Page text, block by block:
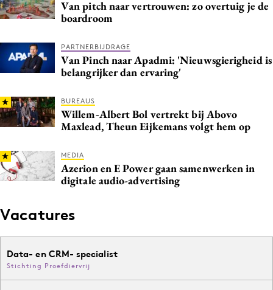
Van pitch naar vertrouwen: zo overtuig je de
boardroom
PARTNERBIJDRAGE
Van Pinch naar Apadmi: 'Nieuwsgierigheid is
belangrijker dan ervaring'
BUREAUS
Willem-Albert Bol vertrekt bij Abovo
Maxlead, Theun Eijkemans volgt hem op
MEDIA
Azerion en E Power gaan samenwerken in
digitale audio-advertising
Vacatures
Data- en CRM- specialist
Stichting Proefdiervrij